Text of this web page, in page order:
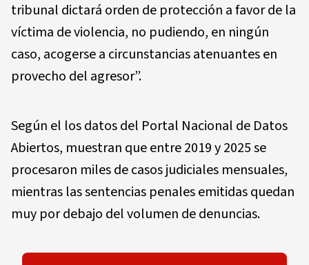
tribunal dictará orden de protección a favor de la
víctima de violencia, no pudiendo, en ningún
caso, acogerse a circunstancias atenuantes en
provecho del agresor”.
Según el los datos del Portal Nacional de Datos
Abiertos, muestran que entre 2019 y 2025 se
procesaron miles de casos judiciales mensuales,
mientras las sentencias penales emitidas quedan
muy por debajo del volumen de denuncias.